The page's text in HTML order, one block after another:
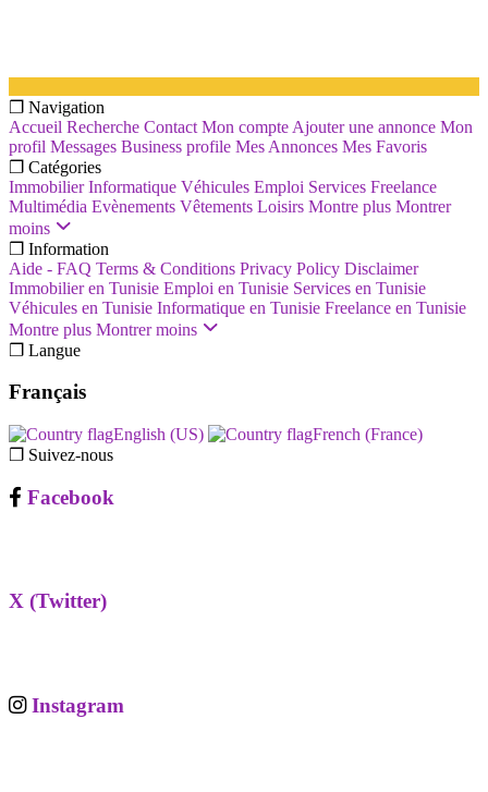
❐ Navigation
Accueil Recherche Contact Mon compte Ajouter une annonce Mon
profil Messages Business profile Mes Annonces Mes Favoris
❐ Catégories
Immobilier Informatique Véhicules Emploi Services Freelance
Multimédia Evènements Vêtements Loisirs Montre plus Montrer
moins
❐ Information
Aide - FAQ Terms & Conditions Privacy Policy Disclaimer
Immobilier en Tunisie Emploi en Tunisie Services en Tunisie
Véhicules en Tunisie Informatique en Tunisie Freelance en Tunisie
Montre plus Montrer moins
❐ Langue
Français
English (US)‎
French (France)‎
❐ Suivez-nous
Facebook
X (Twitter)
Instagram